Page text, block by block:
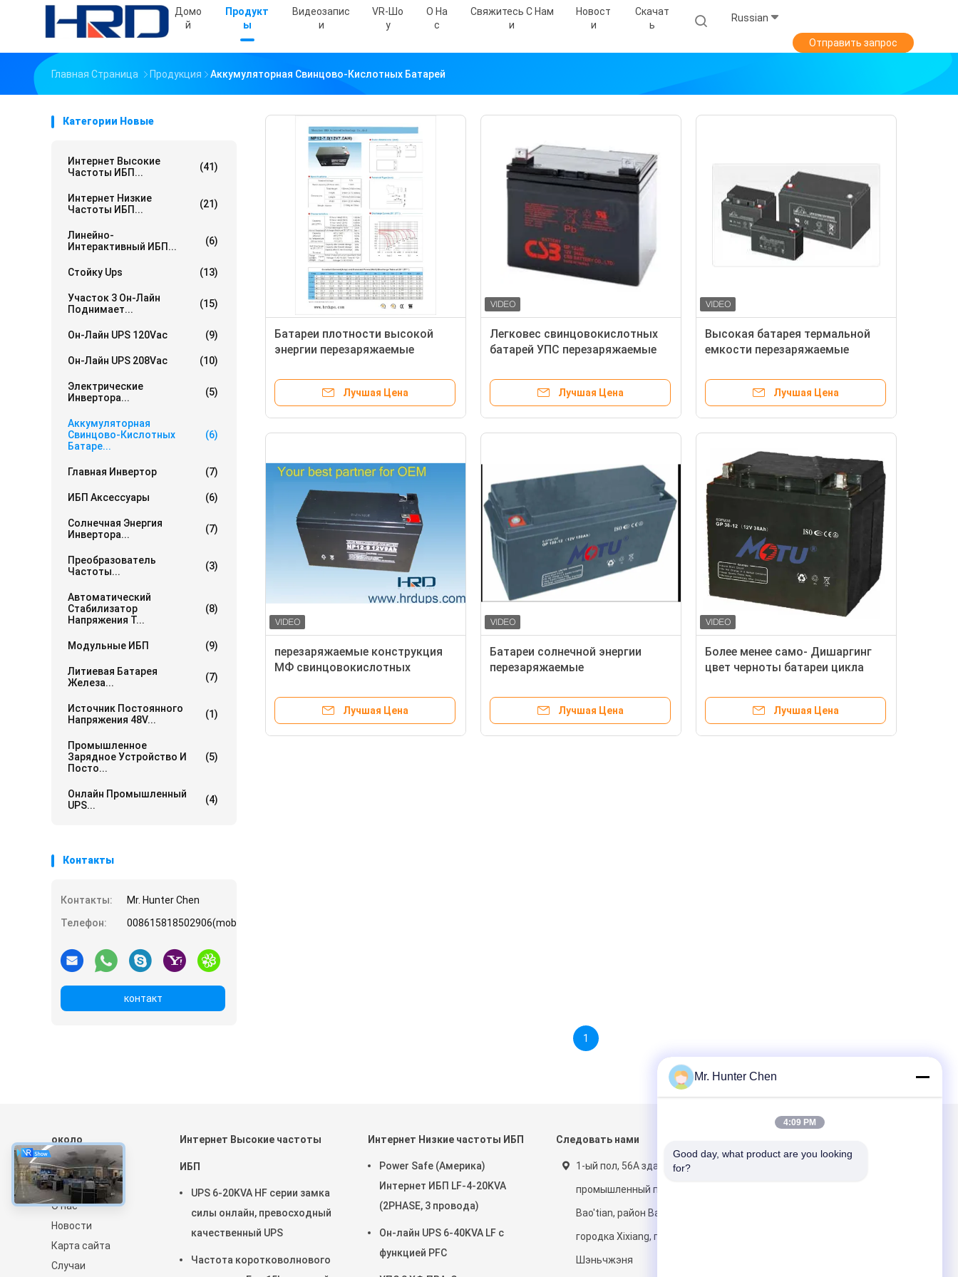
Домо
Й
Продукт
Ы
Видеозапис
И
VR-Шо
У
О На
С
Свяжитесь С Нам
И
Новост
И
Скачат
Ь
Russian
Отправить запрос
Главная Страница Продукция Аккумуляторная Свинцово-Кислотных Батарей
Категории Новые
Интернет Высокие
Частоты ИБП...
(41)
Интернет Низкие
Частоты ИБП...
(21)
Линейно-
Интерактивный ИБП...
(6)
Стойку Ups (13)
Участок 3 Он-Лайн
Поднимает...
(15)
Он-Лайн UPS 120Vac (9)
Он-Лайн UPS 208Vac (10)
Электрические
Инвертора...
(5)
Аккумуляторная
Свинцово-Кислотных
Батаре...
(6)
Главная Инвертор (7)
ИБП Аксессуары (6)
Солнечная Энергия
Инвертора...
(7)
Преобразователь
Частоты...
(3)
Автоматический
Стабилизатор
Напряжения Т...
(8)
Модульные ИБП (9)
Литиевая Батарея
Железа...
(7)
Источник Постоянного
Напряжения 48V...
(1)
Промышленное
Зарядное Устройство И
Посто...
(5)
Онлайн Промышленный
UPS...
(4)
Контакты
Контакты:
Mr. Hunter Chen
Телефон:
008615818502906(mobile)
контакт
Батареи плотности высокой
энергии перезаряжаемые
продолжительностью жизни
обслуживанияЛучшая Цена
Легковес свинцовокислотных
батарей УПС перезаряжаемые
ИСО
Лучшая Цена
Высокая батарея термальной
емкости перезаряжаемые
свинцовокислотная для
электрических инструментов
Лучшая Цена
перезаряжаемые конструкция
МФ свинцовокислотных
Лучшая Цена
Батареи солнечной энергии
перезаряжаемые
жизненного периода
Лучшая Цена
Более менее само- Дишаргинг
цвет черноты батареи цикла
солнечный/освещение
Лучшая Цена
1
около
Домой
Продукты
О нас
Новости
Карта сайта
Случаи
Интернет Высокие частоты
ИБП
UPS 6-20KVA HF серии замка
силы онлайн, превосходный
качественный UPS
Частота коротковолнового
Интернет Низкие частоты ИБП
Power Safe (Америка)
Интернет ИБП LF-4-20KVA
(2PHASE, 3 провода)
Он-лайн UPS 6-40KVA LF с
функцией PFC
Следовать нами
1-ый пол, 56A здание,
промышленный парк
Bao'tian, район Bao'an
городка Xixiang, город
Шэньчжэня
Mr. Hunter Chen
4:09 PM
Good day, what product are you looking
for?